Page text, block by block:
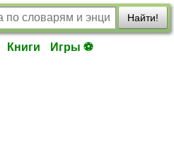
Найти!
Книги Игры ⚽